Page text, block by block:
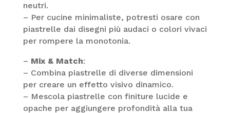
neutri.
– Per cucine minimaliste, potresti osare con
piastrelle dai disegni più audaci o colori vivaci
per rompere la monotonia.
– Mix & Match:
– Combina piastrelle di diverse dimensioni
per creare un effetto visivo dinamico.
– Mescola piastrelle con finiture lucide e
opache per aggiungere profondità alla tua